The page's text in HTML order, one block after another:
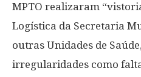
MPTO realizaram
Logística da Secretaria
outras Unidades de
irregularidades como